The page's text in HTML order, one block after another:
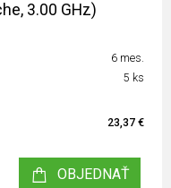
3.00 GHz)
6 mes.
5 ks
23,37 €
OBJEDNAŤ